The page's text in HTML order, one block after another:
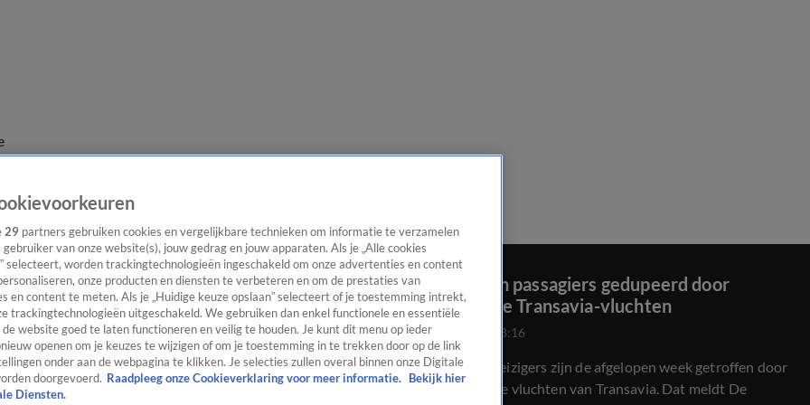
Duizenden passagiers gedupeerd door
geschrapte Transavia-vluchten
1 juni 2026, 08:16
Duizenden reizigers zijn de afgelopen week getroffen door
geannuleerde vluchten van Transavia. Dat meldt De
29 partners gebruiken cookies en vergelijkbare technieken om informatie te verzamelen
gebruiker van onze website(s), jouw gedrag en jouw apparaten. Als je „Alle cookies
selecteert, worden trackingtechnologieën ingeschakeld om onze advertenties en content
onze producten en diensten te verbeteren en om de prestaties van
en content te meten. Als je „Huidige keuze opslaan” selecteert of je toestemming intrekt,
trackingtechnologieën uitgeschakeld. We gebruiken dan enkel functionele en essentiële
de website goed te laten functioneren en veilig te houden. Je kunt dit menu op ieder
openen om je keuzes te wijzigen of om je toestemming in te trekken door op de link
onder aan de webpagina te klikken. Je selecties zullen overal binnen onze Digitale
doorgevoerd. Raadpleeg onze Cookieverklaring voor meer informatie. Bekijk hier
Diensten.